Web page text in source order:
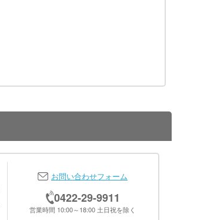
お問い合わせフォーム
0422-29-9911
営業時間 10:00～18:00 土日祝を除く